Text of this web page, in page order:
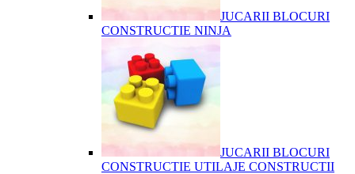
JUCARII BLOCURI
CONSTRUCTIE NINJA
JUCARII BLOCURI
CONSTRUCTIE UTILAJE CONSTRUCTII